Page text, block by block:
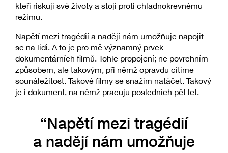
kteří riskují své životy a stojí proti chladnokrevnému
režimu.
Napětí mezi tragédií a nadějí nám umožňuje napojit
se na lidi. A to je pro mě významný prvek
dokumentárních filmů. Tohle propojení; ne povrchním
způsobem, ale takovým, při němž opravdu cítíme
sounáležitost. Takové filmy se snažím natáčet. Takový
je i dokument, na němž pracuju posledních pět let.
“Napětí mezi tragédií
a nadějí nám umožňuje